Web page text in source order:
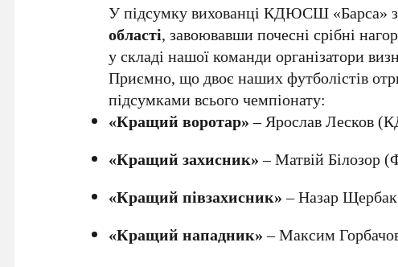
У підсумку вихованці КДЮСШ «Барса»
області, завоювавши почесні срібні
у складі нашої команди організатори
Приємно, що двоє наших футболістів
підсумками всього чемпіонату:
«Кращий воротар»– Ярослав Лесков
«Кращий захисник»– Матвій Білозор
«Кращий півзахисник»– Назар
«Кращий нападник»– Максим